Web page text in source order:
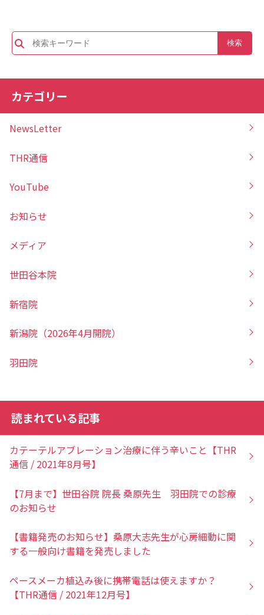
カテゴリー
NewsLetter
THR通信
YouTube
お知らせ
メディア
世田谷本院
新宿院
新潟院（2026年4月開院）
羽田院
読まれている記事
カテーテルアブレーション治療に伴う辛いこと【THR
通信 / 2021年8月号】
【7月まで】世田谷院 院長 桑原先生 羽田院での診療
のお知らせ
【書籍発売のお知らせ】桑原大志先生が心房細動に関
する一般向け書籍を発売しました
ペースメーカ植込み後に携帯電話は使えますか？
【THR通信 / 2021年12月号】